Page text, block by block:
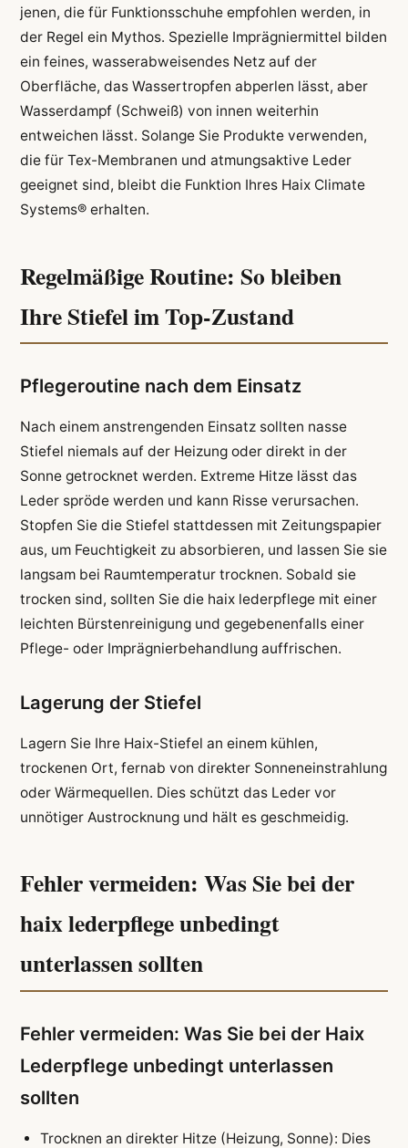
jenen, die für Funktionsschuhe empfohlen werden, in
der Regel ein Mythos. Spezielle Imprägniermittel bilden
ein feines, wasserabweisendes Netz auf der
Oberfläche, das Wassertropfen abperlen lässt, aber
Wasserdampf (Schweiß) von innen weiterhin
entweichen lässt. Solange Sie Produkte verwenden,
die für Tex-Membranen und atmungsaktive Leder
geeignet sind, bleibt die Funktion Ihres Haix Climate
Systems® erhalten.
Regelmäßige Routine: So bleiben
Ihre Stiefel im Top-Zustand
Pflegeroutine nach dem Einsatz
Nach einem anstrengenden Einsatz sollten nasse
Stiefel niemals auf der Heizung oder direkt in der
Sonne getrocknet werden. Extreme Hitze lässt das
Leder spröde werden und kann Risse verursachen.
Stopfen Sie die Stiefel stattdessen mit Zeitungspapier
aus, um Feuchtigkeit zu absorbieren, und lassen Sie sie
langsam bei Raumtemperatur trocknen. Sobald sie
trocken sind, sollten Sie die haix lederpflege mit einer
leichten Bürstenreinigung und gegebenenfalls einer
Pflege- oder Imprägnierbehandlung auffrischen.
Lagerung der Stiefel
Lagern Sie Ihre Haix-Stiefel an einem kühlen,
trockenen Ort, fernab von direkter Sonneneinstrahlung
oder Wärmequellen. Dies schützt das Leder vor
unnötiger Austrocknung und hält es geschmeidig.
Fehler vermeiden: Was Sie bei der
haix lederpflege unbedingt
unterlassen sollten
Fehler vermeiden: Was Sie bei der Haix
Lederpflege unbedingt unterlassen
sollten
Trocknen an direkter Hitze (Heizung, Sonne): Dies